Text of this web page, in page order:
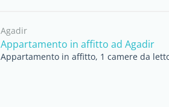
Agadir
Appartamento in affitto ad Agadir
Appartamento in affitto, 1 camere da